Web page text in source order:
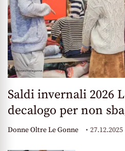
Saldi invernali 2026
decalogo per non
Donne Oltre Le Gonne 27.12.2025